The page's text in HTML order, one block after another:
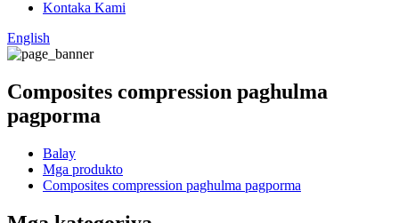
Kontaka Kami
English
Composites compression paghulma
pagporma
Balay
Mga produkto
Composites compression paghulma pagporma